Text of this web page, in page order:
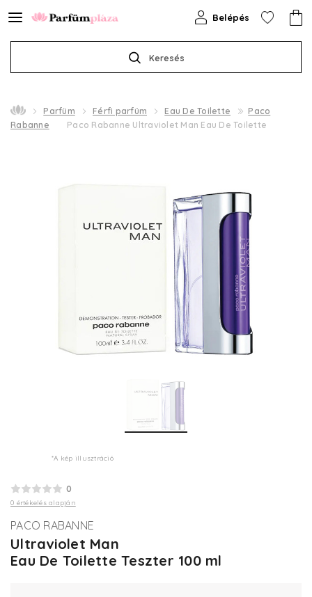
Keresés
Belépés
Parfüm Férfi parfüm Eau De Toilette
Paco
Rabanne
Paco Rabanne Ultraviolet Man Eau De Toilette
*A kép illusztráció
0
0 értékelés alapján
PACO RABANNE
Ultraviolet Man
Eau De Toilette Teszter 100 ml